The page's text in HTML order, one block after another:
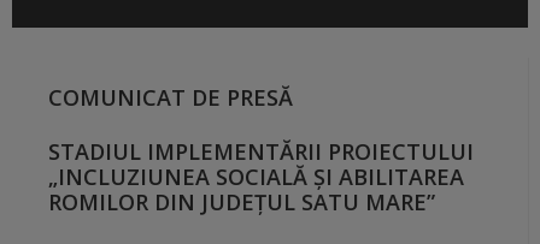
COMUNICAT DE PRESĂ
STADIUL IMPLEMENTĂRII PROIECTULUI
„INCLUZIUNEA SOCIALĂ ȘI ABILITAREA
ROMILOR DIN JUDEȚUL SATU MARE”